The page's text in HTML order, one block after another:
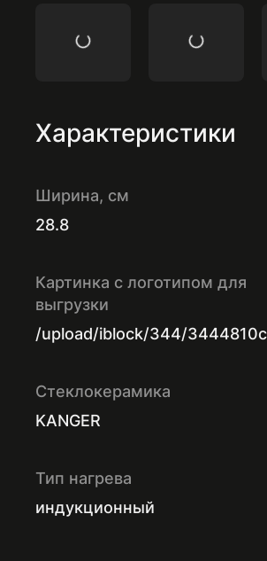
Характеристики
Ширина, см
28.8
Картинка с логотипом для
выгрузки
/upload/iblock/344/
Стеклокерамика
KANGER
Тип нагрева
индукционный